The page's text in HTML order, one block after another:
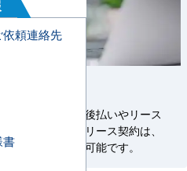
いはもちろん、後払いやリース
費用が無料のリース契約は、
のお支払いが可能です。
依頼連絡先
書